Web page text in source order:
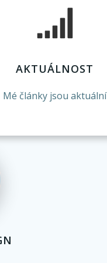
AKTUÁLNOST
Mé články jsou aktuální